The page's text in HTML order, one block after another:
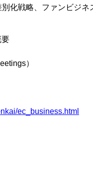
化戦略、ファンビジ
）
ec_business.html